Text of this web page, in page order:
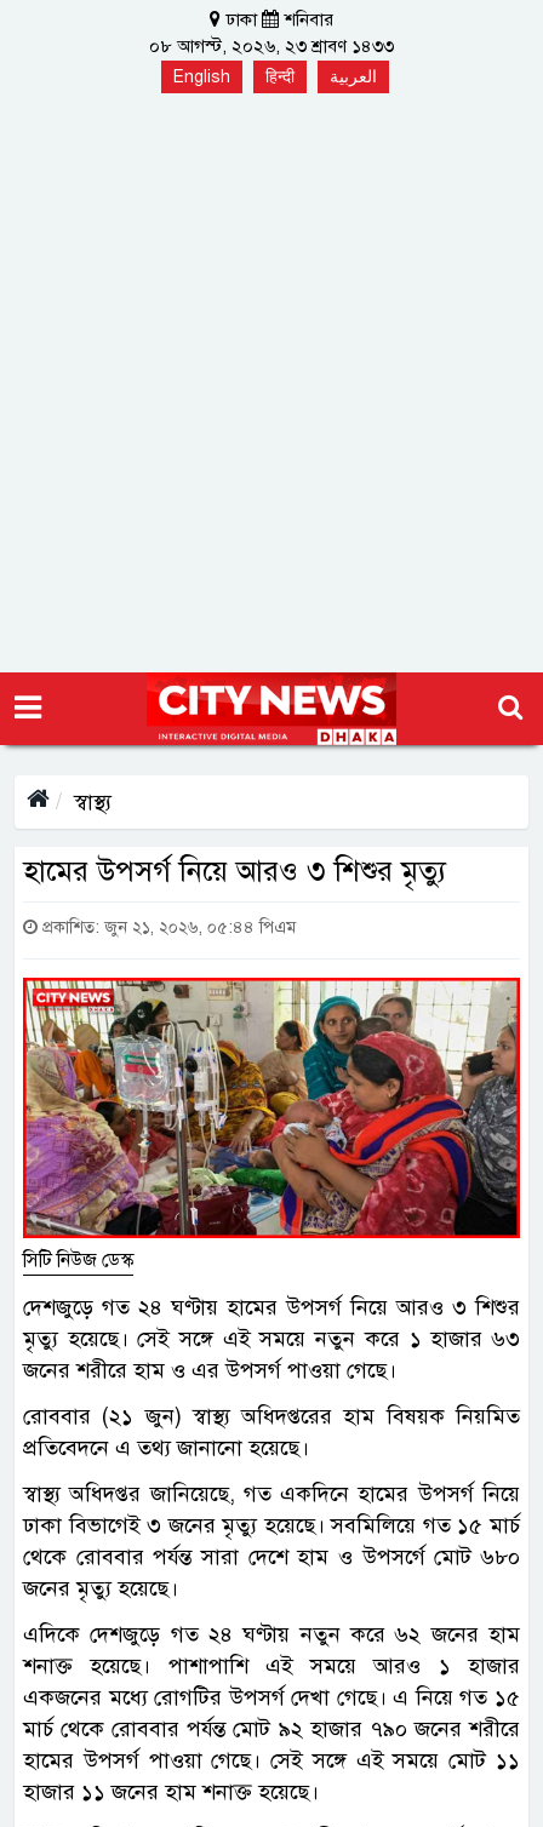
ঢাকা
শনিবার
০৮ আগস্ট, ২০২৬, ২৩ শ্রাবণ ১৪৩৩
English हिन्दी العربية
স্বাস্থ্য
হামের উপসর্গ নিয়ে আরও ৩ শিশুর মৃত্যু
প্রকাশিত: জুন ২১, ২০২৬, ০৫:৪৪ পিএম
সিটি নিউজ ডেস্ক
দেশজুড়ে গত ২৪ ঘণ্টায় হামের উপসর্গ নিয়ে আরও ৩ শিশুর
মৃত্যু হয়েছে। সেই সঙ্গে এই সময়ে নতুন করে ১ হাজার ৬৩
জনের শরীরে হাম ও এর উপসর্গ পাওয়া গেছে।
রোববার (২১ জুন) স্বাস্থ্য অধিদপ্তরের হাম বিষয়ক নিয়মিত
প্রতিবেদনে এ তথ্য জানানো হয়েছে।
স্বাস্থ্য অধিদপ্তর জানিয়েছে, গত একদিনে হামের উপসর্গ নিয়ে
ঢাকা বিভাগেই ৩ জনের মৃত্যু হয়েছে। সবমিলিয়ে গত ১৫ মার্চ
থেকে রোববার পর্যন্ত সারা দেশে হাম ও উপসর্গে মোট ৬৮০
জনের মৃত্যু হয়েছে।
এদিকে দেশজুড়ে গত ২৪ ঘণ্টায় নতুন করে ৬২ জনের হাম
শনাক্ত হয়েছে। পাশাপাশি এই সময়ে আরও ১ হাজার
একজনের মধ্যে রোগটির উপসর্গ দেখা গেছে। এ নিয়ে গত ১৫
মার্চ থেকে রোববার পর্যন্ত মোট ৯২ হাজার ৭৯০ জনের শরীরে
হামের উপসর্গ পাওয়া গেছে। সেই সঙ্গে এই সময়ে মোট ১১
হাজার ১১ জনের হাম শনাক্ত হয়েছে।